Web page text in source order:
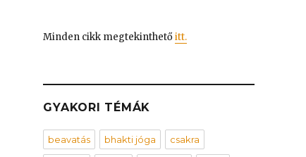
Minden cikk megtekinthetőitt.
GYAKORI TÉMÁK
beavatás bhakti jóga csakra